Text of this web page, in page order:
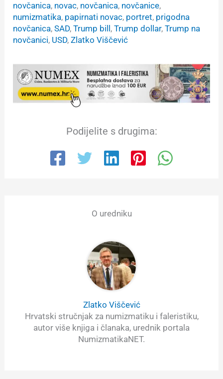
novčanica, novac, novčanica, novčanice
numizmatika, papirnati novac, portret, prigodna
novčanica, SAD, Trump bill , Trump dollar, Trump na
novčanici, USD, Zlatko Viščević
Podijelite s drugima:
O uredniku
Zlatko Viščević
Hrvatski stručnjak za numizmatiku i faleristiku,
autor više knjiga i članaka, urednik portala
NumizmatikaNET.